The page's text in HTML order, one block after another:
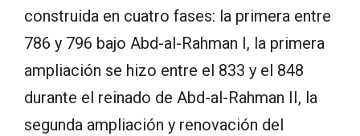
construida en cuatro fases: la primera entre
786 y 796 bajo Abd-al-Rahman I, la primera
ampliación se hizo entre el 833 y el 848
durante el reinado de Abd-al-Rahman II, la
segunda ampliación y renovación del